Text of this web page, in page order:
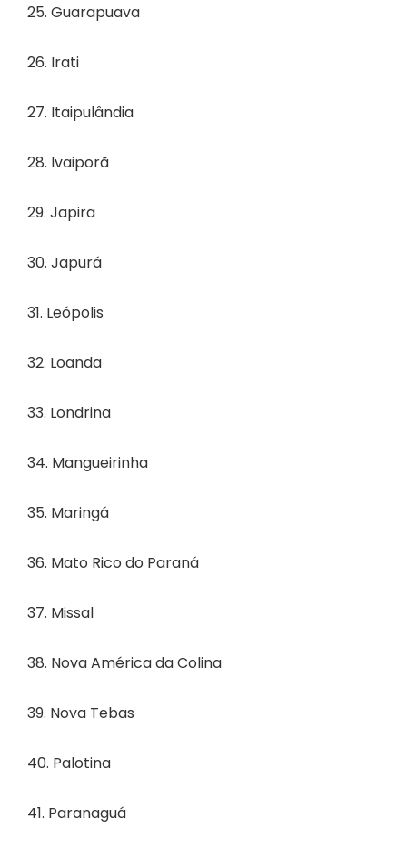
25. Guarapuava
26. Irati
27. Itaipulândia
28. Ivaiporã
29. Japira
30. Japurá
31. Leópolis
32. Loanda
33. Londrina
34. Mangueirinha
35. Maringá
36. Mato Rico do Paraná
37. Missal
38. Nova América da Colina
39. Nova Tebas
40. Palotina
41. Paranaguá